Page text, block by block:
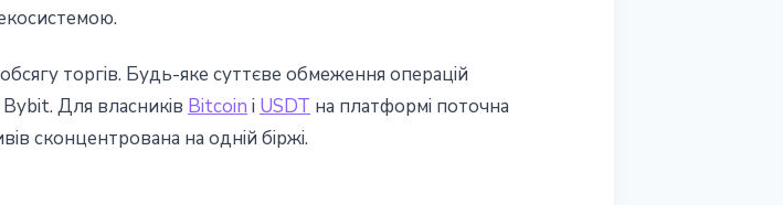
торгів. Будь-яке суттєве обмеження операцій
Bybit. Для власників Bitcoin і USDT на платформі поточна
сконцентрована на одній біржі.